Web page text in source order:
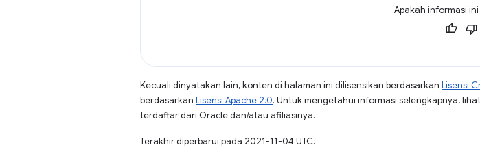
Apakah informasi
Kecuali dinyatakan lain, konten di halaman ini dilisensikan berdasarkan Lisensi
berdasarkan Lisensi Apache 2.0. Untuk mengetahui informasi selengkapnya, lihat
terdaftar dari Oracle dan/atau afiliasinya.
Terakhir diperbarui pada 2021-11-04 UTC.